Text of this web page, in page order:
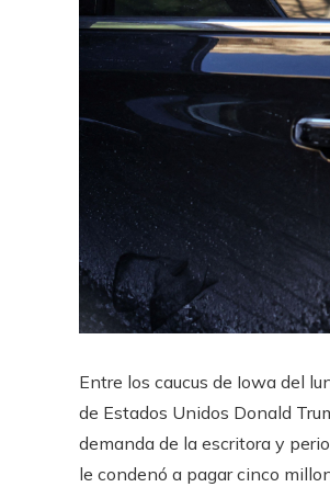
Entre los caucus de Iowa del
de Estados Unidos Donald
demanda de la escritora y
le condenó a pagar cinco